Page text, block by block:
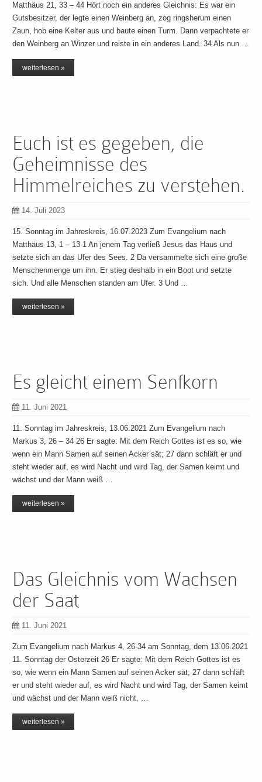
Matthäus 21, 33 – 44 Hört noch ein anderes Gleichnis: Es war ein
Gutsbesitzer, der legte einen Weinberg an, zog ringsherum einen
Zaun, hob eine Kelter aus und baute einen Turm. Dann verpachtete er
den Weinberg an Winzer und reiste in ein anderes Land. 34 Als nun …
weiterlesen »
Euch ist es gegeben, die
Geheimnisse des
Himmelreiches zu verstehen.
14. Juli 2023
15. Sonntag im Jahreskreis, 16.07.2023 Zum Evangelium nach
Matthäus 13, 1 – 13 1 An jenem Tag verließ Jesus das Haus und
setzte sich an das Ufer des Sees. 2 Da versammelte sich eine große
Menschenmenge um ihn. Er stieg deshalb in ein Boot und setzte
sich. Und alle Menschen standen am Ufer. 3 Und …
weiterlesen »
Es gleicht einem Senfkorn
11. Juni 2021
11. Sonntag im Jahreskreis, 13.06.2021 Zum Evangelium nach
Markus 3, 26 – 34 26 Er sagte: Mit dem Reich Gottes ist es so, wie
wenn ein Mann Samen auf seinen Acker sät; 27 dann schläft er und
steht wieder auf, es wird Nacht und wird Tag, der Samen keimt und
wächst und der Mann weiß …
weiterlesen »
Das Gleichnis vom Wachsen
der Saat
11. Juni 2021
Zum Evangelium nach Markus 4, 26-34 am Sonntag, dem 13.06.2021
11. Sonntag der Osterzeit 26 Er sagte: Mit dem Reich Gottes ist es
so, wie wenn ein Mann Samen auf seinen Acker sät; 27 dann schläft
er und steht wieder auf, es wird Nacht und wird Tag, der Samen keimt
und wächst und der Mann weiß nicht, …
weiterlesen »